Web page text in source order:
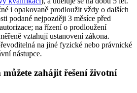
i opakovaně prodloužit vždy o dalších
podané nejpozději 3 měsíce před
na řízení o prodloužení
vztahují ustanovení zákona.
na jiné fyzické nebo právnické
nástupce.
zahájit řešení životní